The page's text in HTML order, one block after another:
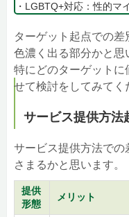
・LGBTQ+対応：性的マ
ターゲット起点での
色濃く出る部分かと思
特にどのターゲットに
せて検討をしてみてく
サービス提供方法
サービス提供方法で
さまるかと思います。
提供
形態
メリット